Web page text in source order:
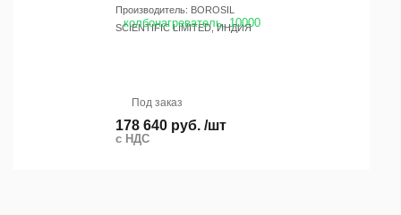
Производитель: BOROSIL
SCIENTIFIC LIMITED, ИНДИЯ
Под заказ
178 640 руб. /шт
с НДС